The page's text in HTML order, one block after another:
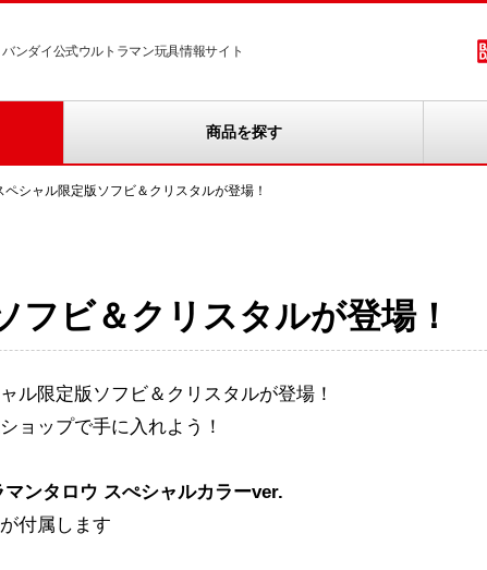
バンダイ公式ウルトラマン玩具情報サイト
商品を探す
ペシャル限定版ソフビ＆クリスタルが登場！
フビ＆クリスタルが登場！
ル限定版ソフビ＆クリスタルが登場！
ョップで手に入れよう！
ンタロウ スぺシャルカラーver.
付属します